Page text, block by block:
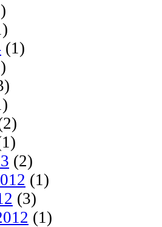
(1)
(2)
(1)
(3)
(1)